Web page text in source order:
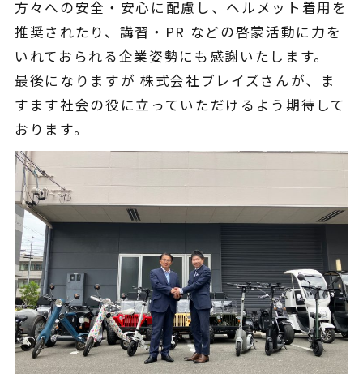
方々への安全・安心に配慮し、ヘルメット着用を
推奨されたり、講習・PR などの啓蒙活動に力を
いれておられる企業姿勢にも感謝いたします。
最後になりますが 株式会社ブレイズさんが、ま
すます社会の役に立っていただけるよう期待して
おります。